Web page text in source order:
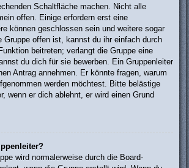
Schaltfläche machen. Nicht alle
offen. Einige erfordern erst eine
können geschlossen sein und weitere sogar
Gruppe offen ist, kannst du ihr einfach durch
beitreten; verlangt die Gruppe eine
du dich für sie bewerben. Ein Gruppenleiter
Antrag annehmen. Er könnte fragen, warum
werden möchtest. Bitte belästige
wenn er dich ablehnt, er wird einen Grund
wird normalerweise durch die Board-